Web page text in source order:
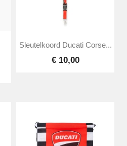
Sleutelkoord Ducati Corse...
€ 10,00